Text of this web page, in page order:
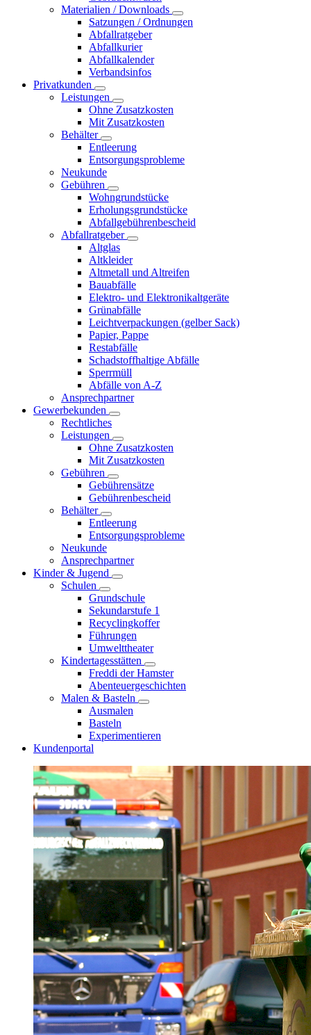
Materialien / Downloads
Satzungen / Ordnungen
Abfallratgeber
Abfallkurier
Abfallkalender
Verbandsinfos
Privatkunden
Leistungen
Ohne Zusatzkosten
Mit Zusatzkosten
Behälter
Entleerung
Entsorgungsprobleme
Neukunde
Gebühren
Wohngrundstücke
Erholungsgrundstücke
Abfallgebührenbescheid
Abfallratgeber
Altglas
Altkleider
Altmetall und Altreifen
Bauabfälle
Elektro- und Elektronikaltgeräte
Grünabfälle
Leichtverpackungen (gelber Sack)
Papier, Pappe
Restabfälle
Schadstoffhaltige Abfälle
Sperrmüll
Abfälle von A-Z
Ansprechpartner
Gewerbekunden
Rechtliches
Leistungen
Ohne Zusatzkosten
Mit Zusatzkosten
Gebühren
Gebührensätze
Gebührenbescheid
Behälter
Entleerung
Entsorgungsprobleme
Neukunde
Ansprechpartner
Kinder & Jugend
Schulen
Grundschule
Sekundarstufe 1
Recyclingkoffer
Führungen
Umwelttheater
Kindertagesstätten
Freddi der Hamster
Abenteuergeschichten
Malen & Basteln
Ausmalen
Basteln
Experimentieren
Kundenportal